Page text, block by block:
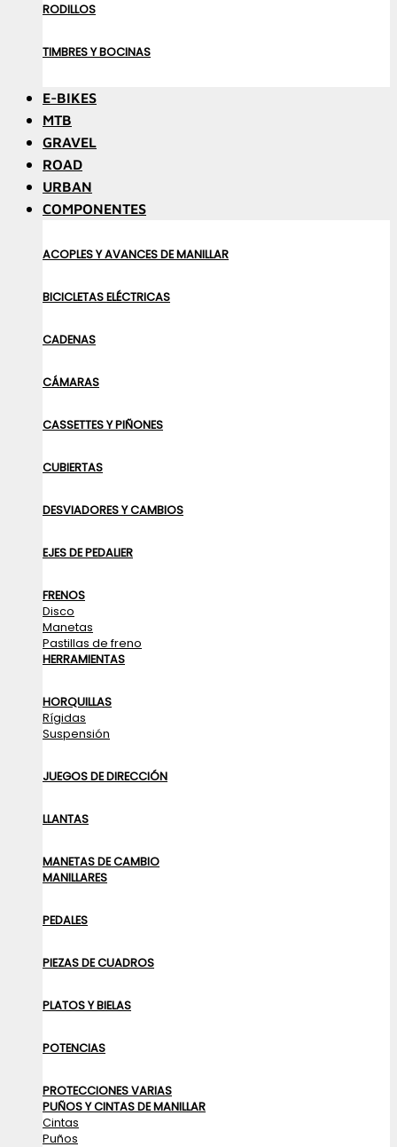
RODILLOS
TIMBRES Y BOCINAS
E-BIKES
MTB
GRAVEL
ROAD
URBAN
COMPONENTES
ACOPLES Y AVANCES DE MANILLAR
BICICLETAS ELÉCTRICAS
CADENAS
CÁMARAS
CASSETTES Y PIÑONES
CUBIERTAS
DESVIADORES Y CAMBIOS
EJES DE PEDALIER
FRENOS
Disco
Manetas
Pastillas de freno
HERRAMIENTAS
HORQUILLAS
Rígidas
Suspensión
JUEGOS DE DIRECCIÓN
LLANTAS
MANETAS DE CAMBIO
MANILLARES
PEDALES
PIEZAS DE CUADROS
PLATOS Y BIELAS
POTENCIAS
PROTECCIONES VARIAS
PUÑOS Y CINTAS DE MANILLAR
Cintas
Puños